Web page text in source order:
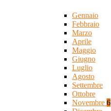
Gennaio
Febbraio
Marzo
Aprile
Maggio
Giugno
Luglio
Agosto
Settembre
Ottobre
Novembre 6